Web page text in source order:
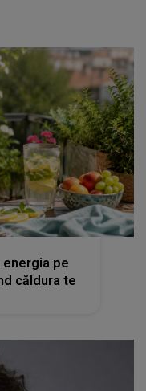
pe
căldura te